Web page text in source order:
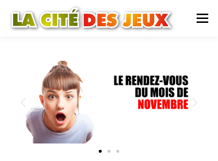
Menu
PRATIQUE CONTACT